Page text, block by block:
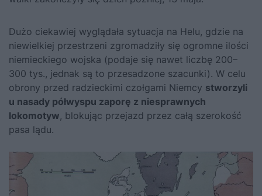
Dużo ciekawiej wyglądała sytuacja na Helu, gdzie na
niewielkiej przestrzeni zgromadziły się ogromne ilości
niemieckiego wojska (podaje się nawet liczbę 200–
300 tys., jednak są to przesadzone szacunki). W celu
obrony przed radzieckimi czołgami Niemcy stworzyli
u nasady półwyspu zaporę z niesprawnych
lokomotyw, blokując przejazd przez całą szerokość
pasa lądu.